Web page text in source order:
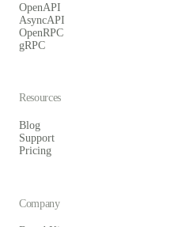
OpenAPI
AsyncAPI
OpenRPC
gRPC
Resources
Blog
Support
Pricing
Company